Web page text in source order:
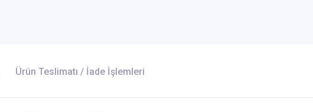
Ürün Teslimatı / İade İşlemleri